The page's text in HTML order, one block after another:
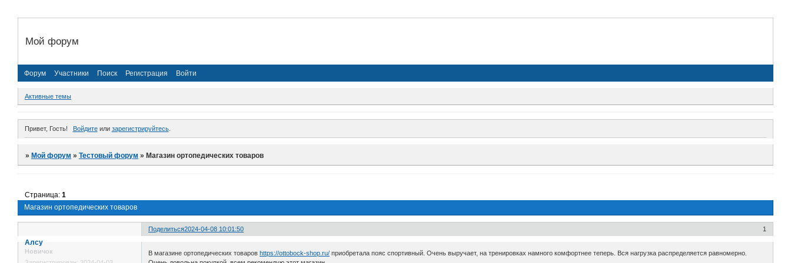
Мой форум
Форум Участники Поиск Регистрация Войти
Активные темы
Привет, Гость! Войдитеили зарегистрируйтесь.
»Мой форум »Тестовый форум »Магазин ортопедических товаров
Магазин ортопедических товаров
Страница:1
Поделиться 1
2024-04-08 10:01:50
Алсу
Новичок
В магазине ортопедических товаровhttps://ottobock-shop.ru/ приобретала пояс спортивный. Очень выручает, на тренировках намного комфортнее теперь. Вся нагрузка распределяется равномерно.